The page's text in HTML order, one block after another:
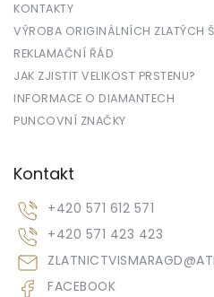
KONTAKTY
VÝROBA ORIGINÁLNÍCH ZLATÝCH
REKLAMAČNÍ ŘÁD
JAK ZJISTIT VELIKOST PRSTENU?
INFORMACE O DIAMANTECH
PUNCOVNÍ ZNAČKY
Kontakt
ZLATNICTVISMARAGD@
+420 571 612 571
+420 571 423 423
FACEBOOK